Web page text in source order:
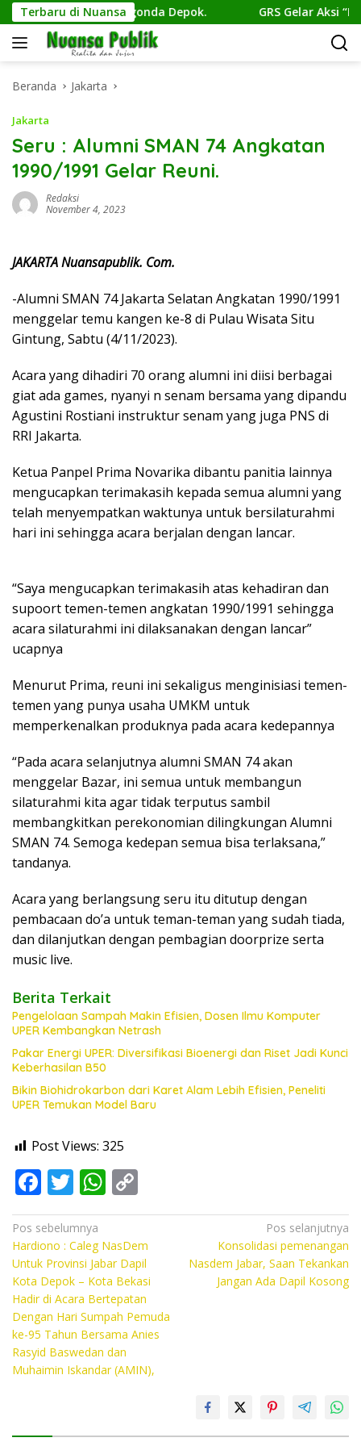
Langsung
ke
konten
Terbaru di Nuansa
di CFD Margonda Depok. GRS Gelar Aksi “Depok
Beranda Jakarta
Jakarta
Seru : Alumni SMAN 74 Angkatan
1990/1991 Gelar Reuni.
Redaksi
November 4, 2023
JAKARTA Nuansapublik. Com.
-Alumni SMAN 74 Jakarta Selatan Angkatan 1990/1991
menggelar temu kangen ke-8 di Pulau Wisata Situ
Gintung, Sabtu (4/11/2023).
Acara yang dihadiri 70 orang alumni ini diisi berbagai
giat ada games, nyanyi n senam bersama yang dipandu
Agustini Rostiani instruktur senam yang juga PNS di
RRI Jakarta.
Ketua Panpel Prima Novarika dibantu panitia lainnya
mengucapkan terimakasih kepada semua alumni yang
telah menyempatkan waktunya untuk bersilaturahmi
hari ini sehingga acara berjalan dengan lancar.
“Saya mengucapkan terimakasih atas kehadiran dan
supoort temen-temen angkatan 1990/1991 sehingga
acara silaturahmi ini dilaksanakan dengan lancar”
ucapnya
Menurut Prima, reuni ini sekaligus menginisiasi temen-
temen yang punya usaha UMKM untuk
memperkenalkan produknya pada acara kedepannya
“Pada acara selanjutnya alumni SMAN 74 akan
menggelar Bazar, ini semua untuk membangun
silaturahmi kita agar tidak terputus sambil
membangkitkan perekonomian dilingkungan Alumni
SMAN 74. Semoga kedepan semua bisa terlaksana,”
tandanya.
Acara yang berlangsung seru itu ditutup dengan
pembacaan do’a untuk teman-teman yang sudah tiada,
dan dilanjutkan dengan pembagian doorprize serta
music live.
Berita Terkait
Pengelolaan Sampah Makin Efisien, Dosen Ilmu Komputer
UPER Kembangkan Netrash
Pakar Energi UPER: Diversifikasi Bioenergi dan Riset Jadi Kunci
Keberhasilan B50
Bikin Biohidrokarbon dari Karet Alam Lebih Efisien, Peneliti
UPER Temukan Model Baru
Post Views: 325
F
ac
e
b
o
o
k
T
w
itt
er
W
h
at
s
A
p
p
o
y
Li
n
k
Navigasi
pos
Pos sebelumnya
Hardiono : Caleg NasDem
Untuk Provinsi Jabar Dapil
Kota Depok – Kota Bekasi
Hadir di Acara Bertepatan
Dengan Hari Sumpah Pemuda
ke-95 Tahun Bersama Anies
Rasyid Baswedan dan
Muhaimin Iskandar (AMIN),
Pos selanjutnya
Konsolidasi pemenangan
Nasdem Jabar, Saan Tekankan
Jangan Ada Dapil Kosong